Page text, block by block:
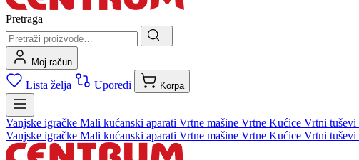
Pretraga
Moj račun
Lista želja Uporedi Korpa
Vanjske igračke Mali kućanski aparati Vrtne mašine Vrtne Kućice Vrtni tuševi
Vanjske igračke Mali kućanski aparati Vrtne mašine Vrtne Kućice Vrtni tuševi